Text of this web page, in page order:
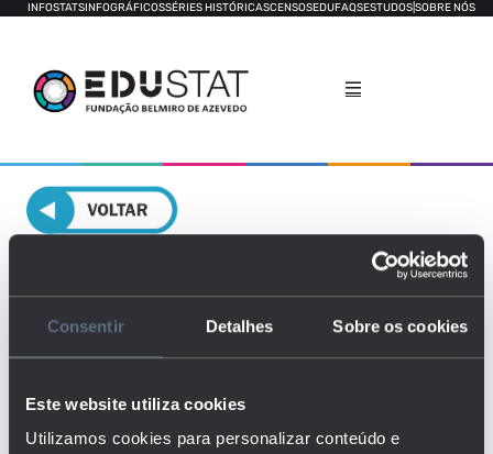
Consentir Detalhes Sobre os cookies
Este website utiliza cookies
Utilizamos cookies para personalizar conteúdo e
INFOSTATSINFOGRÁFICOSSÉRIES HISTÓRICASCENSOSEDUFAQSESTUDOSSOBRE NÓS
GERAL DESEMPENHO FUNCIONAL